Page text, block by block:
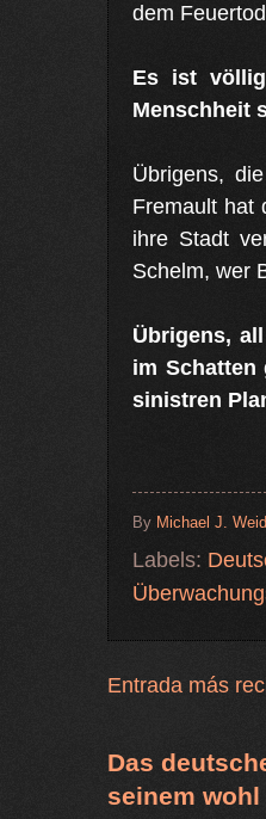
dem
Es ist
Menschheit
Übrigens,
Fremault hat
ihre Stadt
Schelm, wer
Übrigens,
im Schatten
sinistren
By Michael J.
Labels:
Entrada más
Das
seinem